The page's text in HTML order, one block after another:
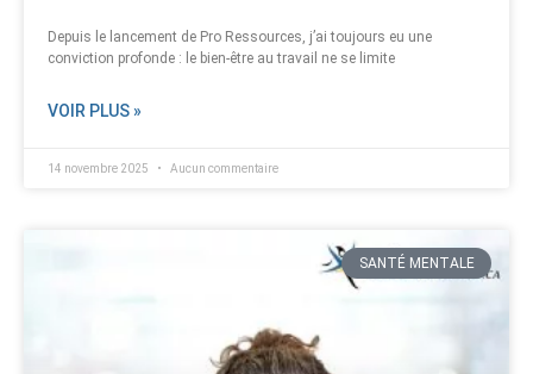
Depuis le lancement de Pro Ressources, j’ai toujours eu une
conviction profonde : le bien-être au travail ne se limite
VOIR PLUS »
14 novembre 2025 Aucun commentaire
SANTÉ MENTALE